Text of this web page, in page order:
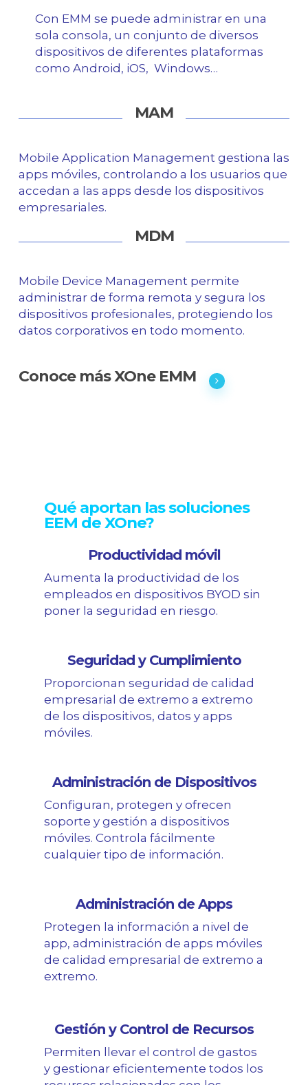
Con EMM se puede administrar en una
sola consola, un conjunto de diversos
dispositivos de diferentes plataformas
como Android, iOS, Windows…
MAM
Mobile Application Management gestiona las
apps móviles, controlando a los usuarios que
accedan a las apps desde los dispositivos
empresariales.
MDM
Mobile Device Management permite
administrar de forma remota y segura los
dispositivos profesionales, protegiendo los
datos corporativos en todo momento.
Conoce más XOne EMM
Qué aportan las soluciones
EEM de XOne?
Productividad móvil
Aumenta la productividad de los
empleados en dispositivos BYOD sin
poner la seguridad en riesgo.
Seguridad y Cumplimiento
Proporcionan seguridad de calidad
empresarial de extremo a extremo
de los dispositivos, datos y apps
móviles.
Administración de Dispositivos
Configuran, protegen y ofrecen
soporte y gestión a dispositivos
móviles. Controla fácilmente
cualquier tipo de información.
Administración de Apps
Protegen la información a nivel de
app, administración de apps móviles
de calidad empresarial de extremo a
extremo.
Gestión y Control de Recursos
Permiten llevar el control de gastos
y gestionar eficientemente todos los